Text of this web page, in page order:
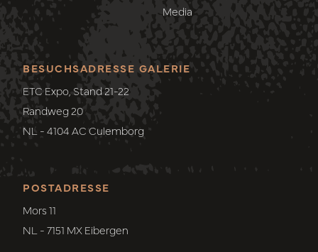
Media
POSTADRESSE
Mors 11
NL - 7151 MX Eibergen
BESUCHSADRESSE GALERIE
ETC Expo, Stand 21-22
Randweg 20
NL - 4104 AC Culemborg